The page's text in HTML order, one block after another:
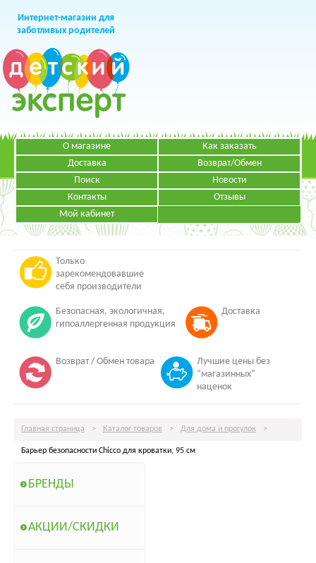
Интернет-магазин для
заботливых родителей
+7 (499)391-49-83Телефон в Москве
Режим работы:
Пн-Пт: с 09.00 до 19.00
НАПИСАТЬ ПИСЬМО
О магазине
Как заказать
Доставка
Возврат/Обмен
Поиск
Новости
Контакты
Отзывы
Мой кабинет
Только
зарекомендовавшие
себя производители
Безопасная, экологичная,
гипоаллергенная продукция
Доставка
Возврат / Обмен товара
Лучшие цены без
“магазинных”
наценок
Главная страница > Каталог товаров > Для дома и прогулок >
Барьер безопасности Chicco для кроватки, 95 см
БРЕНДЫ
АКЦИИ/СКИДКИ